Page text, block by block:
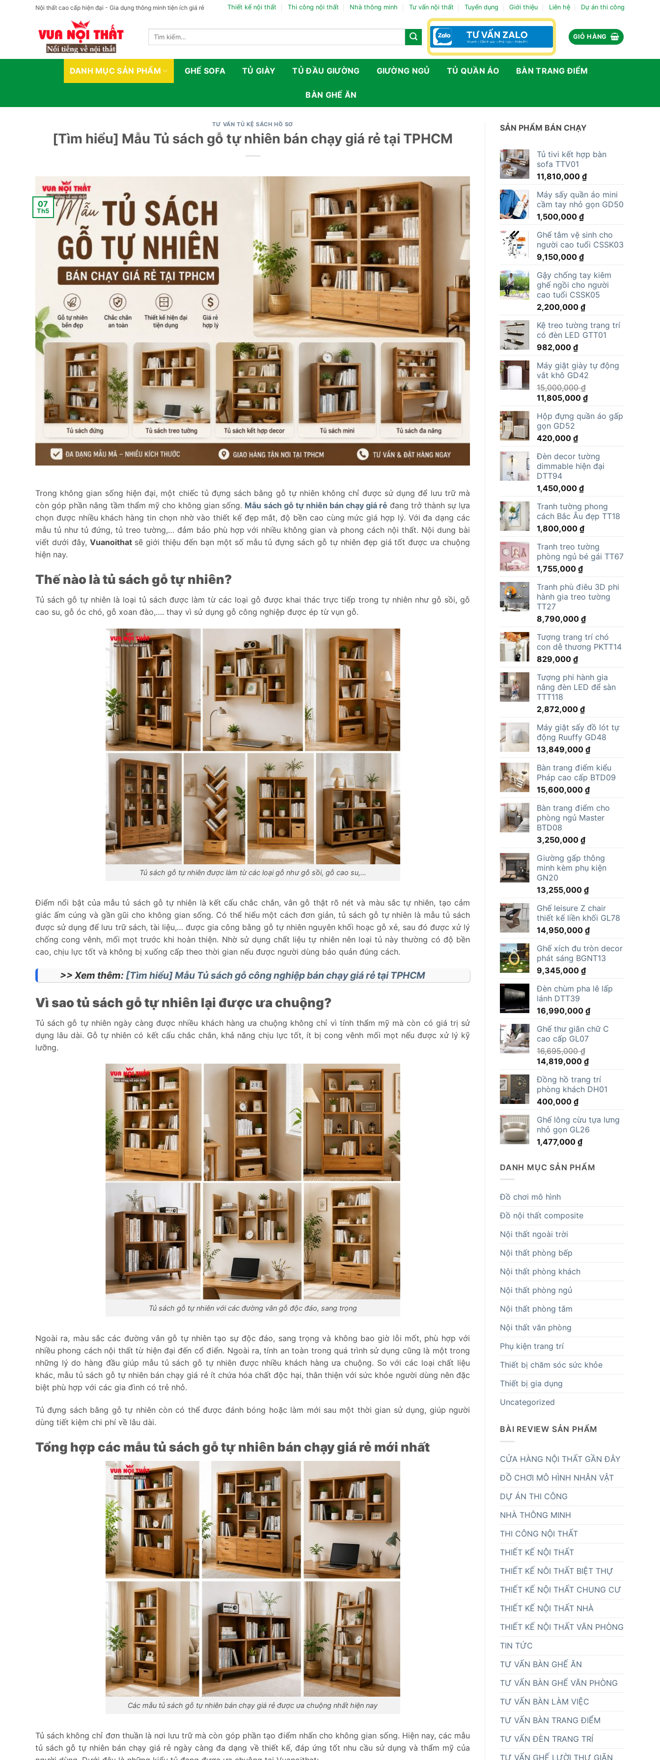
Nội thất cao cấp hiện đại - Gia dụng thông minh tiện ích giá rẻ Thiết kế nội thất Thi công nội thất Nhà thông minh Tư vấn nội thất Tuyển dụng Giới thiệu Liên hệ Dự án thi công
Tìm
GIỎ HÀNG
DANH MỤC SẢN PHẨM GHẾ SOFA TỦ GIÀY TỦ ĐẦU GIƯỜNG GIƯỜNG NGỦ TỦ QUẦN ÁO BÀN TRANG ĐIỂM
BÀN GHẾ ĂN
TƯ VẤN TỦ KỆ SÁCH HỒ SƠ
[Tìm hiểu] Mẫu Tủ sách gỗ tự nhiên bán chạy giá rẻ tại TPHCM
07
Th5
Trong không gian sống hiện đại, một chiếc tủ đựng sách bằng gỗ tự nhiên không chỉ được sử dụng để lưu trữ mà
còn góp phần nâng tầm thẩm mỹ cho không gian sống. Mẫu sách gỗ tự nhiên bán chạy giá rẻ đang trở thành sự lựa
chọn được nhiều khách hàng tin chọn nhờ vào thiết kế đẹp mắt, độ bền cao cùng mức giá hợp lý. Với đa dạng các
mẫu tủ như tủ đứng, tủ treo tường,… đảm bảo phù hợp với nhiều không gian và phong cách nội thất. Nội dung bài
viết dưới đây, Vuanoithatsẽ giới thiệu đến bạn một số mẫu tủ đựng sách gỗ tự nhiên đẹp giá tốt được ưa chuộng
hiện nay.
Thế nào là tủ sách gỗ tự nhiên?
Tủ sách gỗ tự nhiên là loại tủ sách được làm từ các loại gỗ được khai thác trực tiếp trong tự nhiên như gỗ sồi, gỗ
cao su, gỗ óc chó, gỗ xoan đào,…. thay vì sử dụng gỗ công nghiệp được ép từ vụn gỗ.
Tủ sách gỗ tự nhiên được làm từ các loại gỗ như gỗ sồi, gỗ cao su,…
Điểm nổi bật của mẫu tủ sách gỗ tự nhiên là kết cấu chắc chắn, vân gỗ thật rõ nét và màu sắc tự nhiên, tạo cảm
giác ấm cúng và gần gũi cho không gian sống. Có thể hiểu một cách đơn giản, tủ sách gỗ tự nhiên là mẫu tủ sách
được sử dụng để lưu trữ sách, tài liệu,… được gia công bằng gỗ tự nhiên nguyên khối hoạc gỗ xẻ, sau đó được xử lý
chống cong vênh, mối mọt trước khi hoàn thiện. Nhờ sử dụng chất liệu tự nhiên nên loại tủ này thường có độ bền
cao, chịu lực tốt và không bị xuống cấp theo thời gian nếu được người dùng bảo quản đúng cách.
>> Xem thêm: [Tìm hiểu] Mẫu Tủ sách gỗ công nghiệp bán chạy giá rẻ tại TPHCM
Vì sao tủ sách gỗ tự nhiên lại được ưa chuộng?
Tủ sách gỗ tự nhiên ngày càng được nhiều khách hàng ưa chuộng không chỉ vì tính thẩm mỹ mà còn có giá trị sử
dụng lâu dài. Gỗ tự nhiên có kết cấu chắc chắn, khả năng chịu lực tốt, ít bị cong vênh mối mọt nếu được xử lý kỹ
lưỡng.
Tủ sách gỗ tự nhiên với các đường vân gỗ độc đáo, sang trọng
Ngoài ra, màu sắc các đường vân gỗ tự nhiên tạo sự độc đáo, sang trọng và không bao giờ lỗi mốt, phù hợp với
nhiều phong cách nội thất từ hiện đại đến cổ điển. Ngoài ra, tính an toàn trong quá trình sử dụng cũng là một trong
những lý do hàng đầu giúp mẫu tủ sách gỗ tự nhiên được nhiều khách hàng ưa chuộng. So với các loại chất liệu
khác, mẫu tủ sách gỗ tự nhiên bán chạy giá rẻ ít chứa hóa chất độc hại, thân thiện với sức khỏe người dùng nên đặc
biệt phù hợp với các gia đình có trẻ nhỏ.
Tủ đựng sách bằng gỗ tự nhiên còn có thể được đánh bóng hoặc làm mới sau một thời gian sử dụng, giúp người
dùng tiết kiệm chi phí về lâu dài.
Tổng hợp các mẫu tủ sách gỗ tự nhiên bán chạy giá rẻ mới nhất
Các mẫu tủ sách gỗ tự nhiên bán chạy giá rẻ được ưa chuộng nhất hiện nay
Tủ sách không chỉ đơn thuần là nơi lưu trữ mà còn góp phần tạo điểm nhấn cho không gian sống. Hiện nay, các mẫu
tủ sách gỗ tự nhiên bán chạy giá rẻ ngày càng đa dạng về thiết kế, đáp ứng tốt nhu cầu sử dụng và thẩm mỹ của
SẢN PHẨM BÁN CHẠY
Tủ tivi kết hợp bàn
sofa TTV01
11,810,000 ₫
Máy sấy quần áo mini
cầm tay nhỏ gọn GD50
1,500,000 ₫
Ghế tắm vệ sinh cho
người cao tuổi CSSK03
9,150,000 ₫
Gậy chống tay kiêm
ghế ngồi cho người
cao tuổi CSSK05
2,200,000 ₫
Kệ treo tường trang trí
có đèn LED GTT01
982,000 ₫
Máy giặt giày tự động
vắt khô GD42
15,000,000₫
Giá
là:
15,000,000 ₫.
11,805,000 ₫Giá
tại
Hộp đựng quần áo gấp
gọn GD52
420,000 ₫
Đèn decor tường
dimmable hiện đại
DTT94
1,450,000 ₫
Tranh tường phong
cách Bắc Âu đẹp TT18
1,800,000 ₫
Tranh treo tường
phòng ngủ bé gái TT67
1,755,000 ₫
Tranh phù điêu 3D phi
hành gia treo tường
TT27
8,790,000 ₫
Tượng trang trí chó
con dễ thương PKTT14
829,000 ₫
Tượng phi hành gia
nâng đèn LED để sàn
TTT118
2,872,000 ₫
Máy giặt sấy đồ lót tự
động Ruuffy GD48
13,849,000 ₫
Bàn trang điểm kiểu
Pháp cao cấp BTD09
15,600,000 ₫
Bàn trang điểm cho
phòng ngủ Master
BTD08
3,250,000 ₫
Giường gấp thông
minh kèm phụ kiện
GN20
13,255,000 ₫
Ghế leisure Z chair
thiết kế liền khối GL78
14,950,000 ₫
Ghế xích đu tròn decor
phát sáng BGNT13
9,345,000 ₫
Đèn chùm pha lê lấp
lánh DTT39
16,990,000 ₫
Ghế thư giãn chữ C
cao cấp GL07
16,695,000₫
Giá
là:
16,695,000 ₫.
14,819,000 ₫Giá
tại
là:
Đồng hồ trang trí
phòng khách DH01
400,000 ₫
Ghế lông cừu tựa lưng
nhỏ gọn GL26
1,477,000 ₫
DANH MỤC SẢN PHẨM
Đồ chơi mô hình
Đồ nội thất composite
Nội thất ngoài trời
Nội thất phòng bếp
Nội thất phòng khách
Nội thất phòng ngủ
Nội thất phòng tắm
Nội thất văn phòng
Phụ kiện trang trí
Thiết bị chăm sóc sức khỏe
Thiết bị gia dụng
Uncategorized
BÀI REVIEW SẢN PHẨM
CỬA HÀNG NỘI THẤT GẦN ĐÂY
ĐỒ CHƠI MÔ HÌNH NHÂN VẬT
DỰ ÁN THI CÔNG
NHÀ THÔNG MINH
THI CÔNG NỘI THẤT
THIẾT KẾ NỘI THẤT
THIẾT KẾ NÔI THẤT BIỆT THỰ
THIẾT KẾ NỘI THẤT CHUNG CƯ
THIẾT KẾ NỘI THẤT NHÀ
THIẾT KẾ NỘI THẤT VĂN PHÒNG
TIN TỨC
TƯ VẤN BÀN GHẾ ĂN
TƯ VẤN BÀN GHẾ VĂN PHÒNG
TƯ VẤN BÀN LÀM VIỆC
TƯ VẤN BÀN TRANG ĐIỂM
TƯ VẤN ĐÈN TRANG TRÍ
TƯ VẤN GHẾ LƯỜI THƯ GIÃN